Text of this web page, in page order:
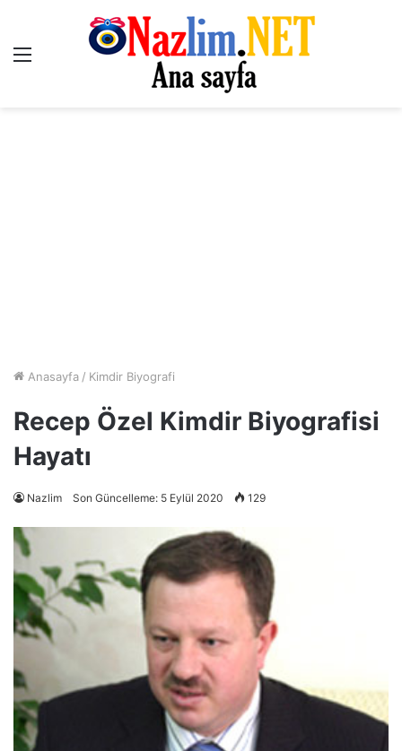
Menü
Anasayfa / Kimdir Biyografi
Recep Özel Kimdir Biyografisi
Hayatı
Nazlim Son Güncelleme: 5 Eylül 2020 129